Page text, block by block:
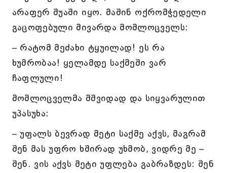
არაფერ შუაში იყო. მაშინ ოქრომჭედელი
გაცოფებული მივარდა მომლოცველს:
– რატომ მეძახი ტყუილად! ეს რა
ხუმრობაა! ყელამდე საქმეში ვარ
ჩაფლული!
მომლოცველმა მშვიდად და სიყვარულით
უპასუხა:
– უფალს ბევრად მეტი საქმე აქვს, მაგრამ
შენ მას უფრო ხშირად უხმობ, ვიდრე მე –
შენ. ვის აქვს მეტი უფლება გაბრაზდეს: შენ